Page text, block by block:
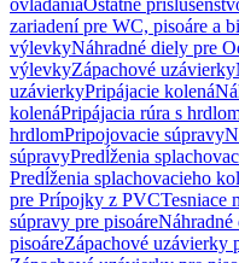
ovládaniaOstatné
zariadení pre WC, pisoáre a
výlevkyNáhradné diely pre
výlevkyZápachové uzávierky
uzávierkyPripájacie kolená
kolenáPripájacia rúra s
hrdlomPripojovacie súpravy
súpravyPredĺženia
Predĺženia splachovacieho
pre Prípojky z PVCTesniace
súpravy pre pisoáre
pisoáreZápachové uzávierky